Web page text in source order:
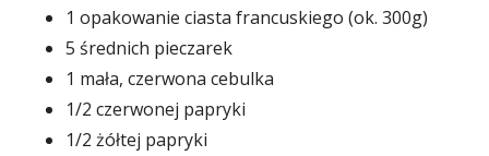
1 opakowanie ciasta francuskiego (ok. 300g)
5 średnich pieczarek
1 mała, czerwona cebulka
1/2 czerwonej papryki
1/2 żółtej papryki